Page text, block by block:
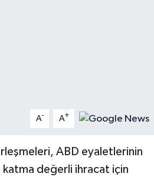
A- A+
ABD eyaletlerinin
değerli ihracat için